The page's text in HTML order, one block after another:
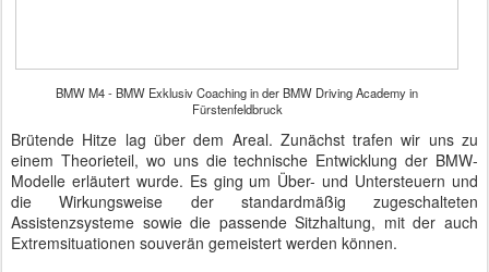
BMW M4 - BMW Exklusiv Coaching in der BMW Driving Academy in
Fürstenfeldbruck
Brütende Hitze lag über dem Areal. Zunächst trafen wir uns zu
einem Theorieteil, wo uns die technische Entwicklung der BMW-
Modelle erläutert wurde. Es ging um Über- und Untersteuern und
die Wirkungsweise der standardmäßig zugeschalteten
Assistenzsysteme sowie die passende Sitzhaltung, mit der auch
Extremsituationen souverän gemeistert werden können.